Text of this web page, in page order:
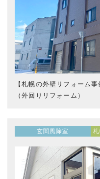
【札幌の外壁リフォーム
（外回りリフォーム）
玄関風除室